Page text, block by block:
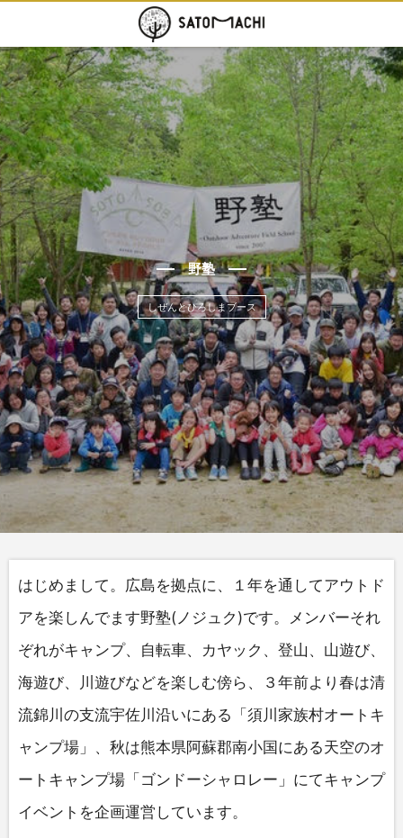
野塾
しぜんとひろしまブース
はじめまして️。広島を拠点に、１年を通してアウトド
アを楽しんでます野塾(ノジュク)です。メンバーそれ
ぞれがキャンプ、自転車、カヤック、登山、山遊び、
海遊び、川遊びなどを楽しむ傍ら、３年前より春は清
流錦川の支流宇佐川沿いにある「須川家族村オートキ
ャンプ場」、秋は熊本県阿蘇郡南小国にある天空のオ
ートキャンプ場「ゴンドーシャロレー」にてキャンプ
イベントを企画運営しています。